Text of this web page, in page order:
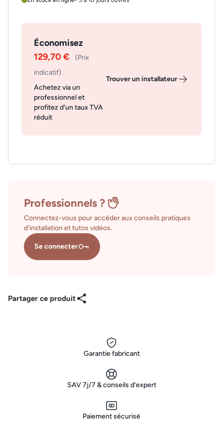
Économisez
129,70 €
(Prix
indicatif)
Achetez via un
professionnel et
profitez d'un taux TVA
réduit
Trouver un installateur
Professionnels ?
Connectez-vous pour accéder aux conseils pratiques
d'installation et tutos vidéos.
Se connecter
Partager ce produit
Garantie fabricant
SAV 7j/7 & conseils d’expert
Paiement sécurisé